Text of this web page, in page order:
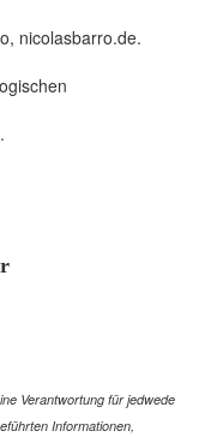
nicolasbarro.de.
Verantwortung für jedwede
Informationen,